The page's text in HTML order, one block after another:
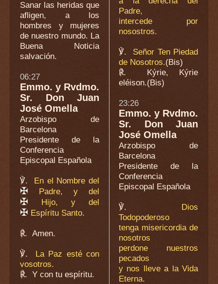
Sanar las heridas que
afligen, a los
hombres y mujeres
de nuestro mundo. La
Buena Noticia
salvación.
06:27
Emmo. y Rvdmo.
Sr. Don Juan
José Omella
Arzobispo de
Barcelona
Presidente de la
Conferencia
Episcopal Española
℣. En el Nombre del
✠ Padre, y del
✠ Hijo, y del
✠ Espíritu Santo.
℟. Amen.
℣.
La Paz esté con
vosotros.
℟. Y con tu espíritu.
Padre,
intercede por
nosostros.
℣.
Señor Ten Piedad
de Nosotros.(Bis)
℟.
Kýrie, Kýrie
eléison.(Bis)
23:26
Emmo. y Rvdmo.
Sr. Don Juan
José Omella
Arzobispo de
Barcelona
Presidente de la
Conferencia
Episcopal Española
℣.
Dios
Todopoderoso
tenga misericordia de
nosotros
perdone nuestros
pecados
y nos lleve a la Vida
Eterna.